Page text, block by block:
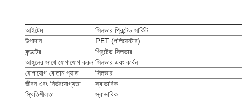
আইটেম সিলভার প্রিন্টেড সার্কিট
উপাদান
PET (পলিয়েস্টার)
কন্ডাক্টর
প্রিন্টেড সিলভার
আঙ্গুলের সাথে যোগাযোগ করুন সিলভার এবং কার্বন
যোগাযোগ বোতাম প্যাড
সিলভার
জীবন এবং নির্ভরযোগ্যতা
স্বাভাবিক
স্থিতিশীলতা
স্বাভাবিক